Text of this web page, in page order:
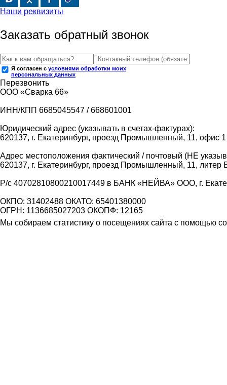
Наши реквизиты
Заказать обратный звонок
Я согласен с условиями обработки моих
персональных данных
Перезвонить
ООО «Сварка 66»
ИНН/КПП 6685045547 / 668601001
Юридический адрес (указывать в счетах-фактурах):
620137, г. Екатеринбург, проезд Промышленный, 11, офис 1
Адрес местоположения фактический / почтовый (НЕ
620137, г. Екатеринбург, проезд Промышленный, 11, литер
Р/с 40702810800210017449 в БАНК «НЕЙВА» ООО, г.
ОКПО: 31402488 ОКАТО: 65401380000
ОГРН: 1136685027203 ОКОПФ: 12165
Мы собираем статистику о посещениях сайта с помощью